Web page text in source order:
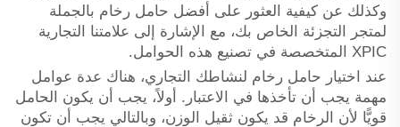
وكذلك عن كيفية العثور على أفضل حامل رخام بالجملة
لمتجر التجزئة الخاص بك، مع الإشارة إلى علامتنا التجارية
XPIC المتخصصة في تصنيع هذه الحوامل.
عند اختيار حامل رخام لنشاطك التجاري، هناك عدة عوامل
مهمة يجب أن تأخذها في الاعتبار. أولاً، يجب أن يكون الحامل
قويًّا لأن الرخام قد يكون ثقيل الوزن، وبالتالي يجب أن تكون